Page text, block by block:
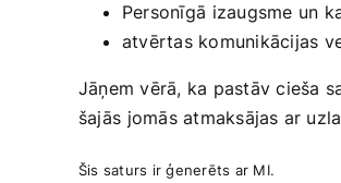
Personīgā ⁣izaugsme un
atvērtas komunikācijas
Jāņem vērā, ka pastāv cieša
šajās ⁣jomās atmaksājas ar
Šis saturs ir ģenerēts ⁢ar MI.